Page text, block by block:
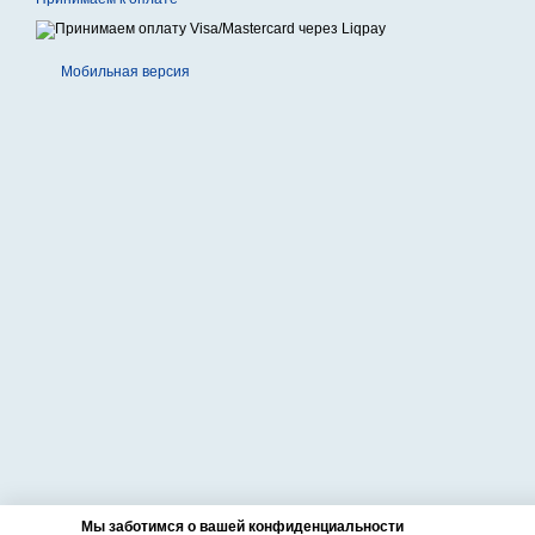
Мобильная версия
Мы заботимся о вашей конфиденциальности